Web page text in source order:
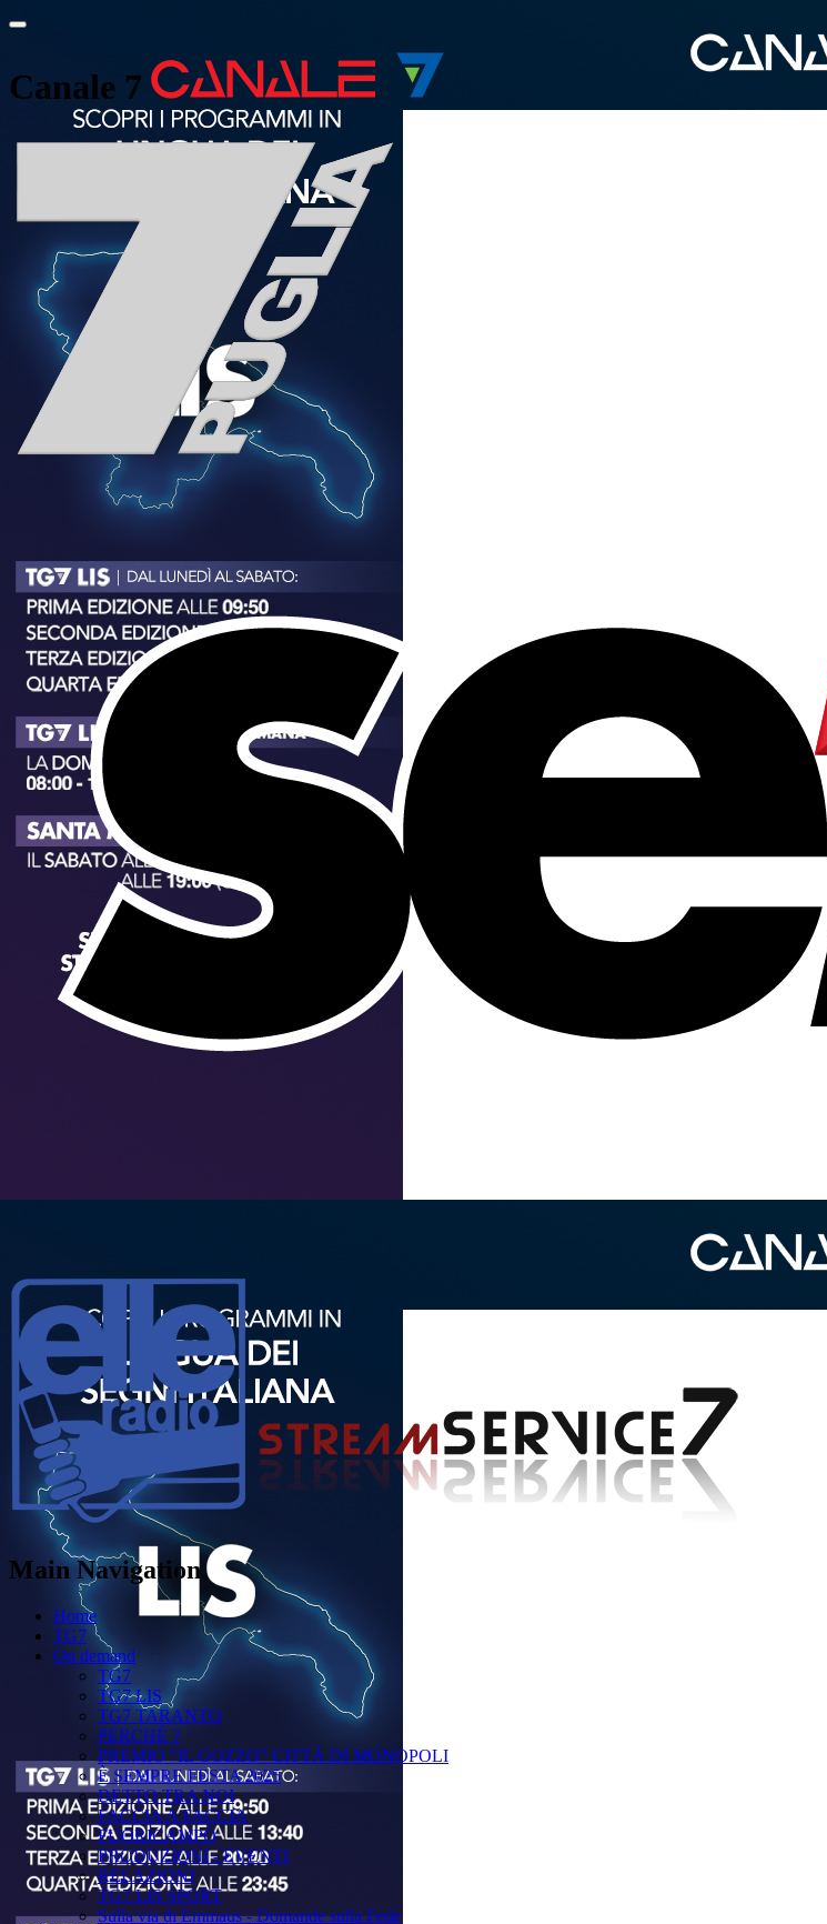
Canale 7
Main Navigation
Home
TG7
On demand
TG7
TG7 LIS
TG7 TARANTO
PERCHÉ ?
PREMIO "IL GOZZO" CITTÀ DI MONOPOLI
È SEMPRE FESTA 2025
DETTO TRA NOI
FACCIA A FACCIA
FUORICAMPO
PRODUZIONI - EVENTI
RELAZIONI
TG7 LIS SPORT
Sulla via di Emmaus - Domande sulla Fede